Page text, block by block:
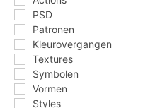
PSD
Patronen
Kleurovergangen
Textures
Symbolen
Vormen
Styles